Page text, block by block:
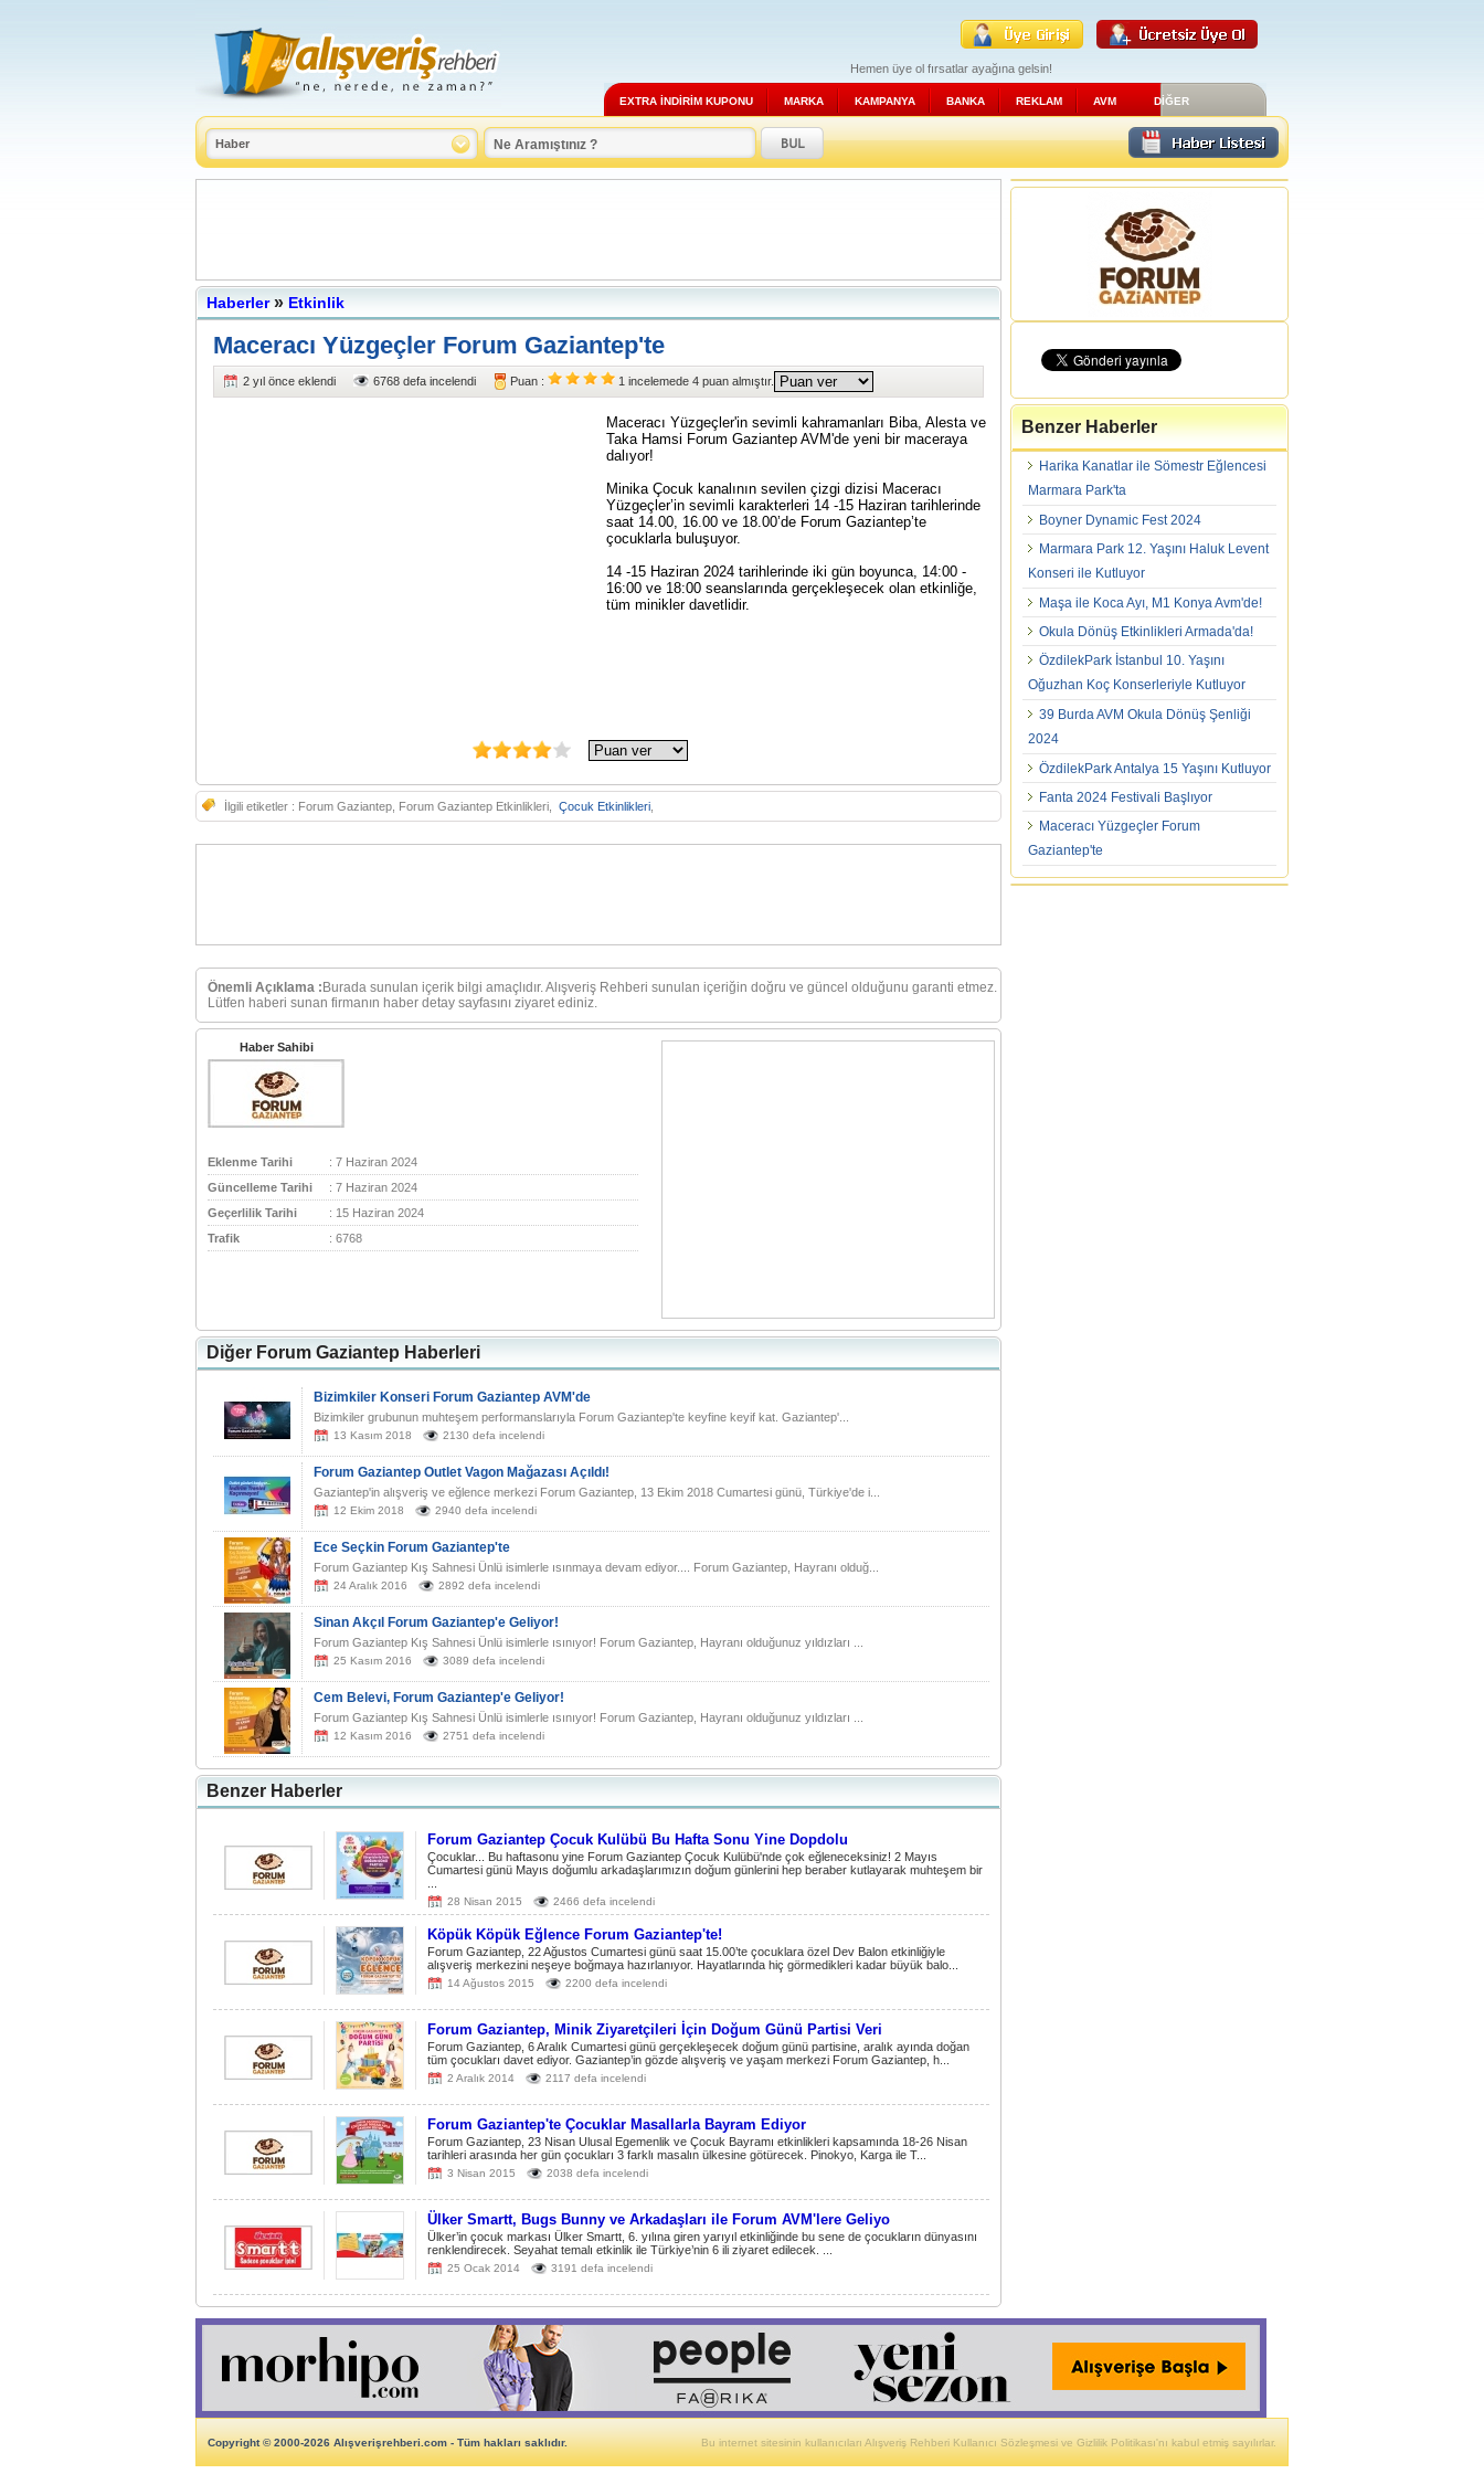
Hemen üye ol fırsatlar ayağına gelsin!
EXTRA İNDİRİM KUPONU MARKA KAMPANYA BANKA REKLAM AVM DİĞER
Haberler» Etkinlik
Maceracı Yüzgeçler Forum Gaziantep'te
2 yıl önce eklendi 6768 defa incelendi Puan : 1 incelemede 4 puan almıştır.
Maceracı Yüzgeçler'in sevimli kahramanları Biba, Alesta ve
Taka Hamsi Forum Gaziantep AVM'de yeni bir maceraya
dalıyor!
Minika Çocuk kanalının sevilen çizgi dizisi Maceracı
Yüzgeçler’in sevimli karakterleri 14 -15 Haziran tarihlerinde
saat 14.00, 16.00 ve 18.00’de Forum Gaziantep’te
çocuklarla buluşuyor.
14 -15 Haziran 2024 tarihlerinde iki gün boyunca, 14:00 -
16:00 ve 18:00 seanslarında gerçekleşecek olan etkinliğe,
tüm minikler davetlidir.
İlgili etiketler : Forum Gaziantep, Forum Gaziantep Etkinlikleri, Çocuk Etkinlikleri
Önemli Açıklama : Burada sunulan içerik bilgi amaçlıdır. Alışveriş Rehberi sunulan içeriğin doğru ve güncel olduğunu garanti etmez.
Lütfen haberi sunan firmanın haber detay sayfasını ziyaret ediniz.
Haber Sahibi
Eklenme Tarihi
: 7 Haziran 2024
Güncelleme Tarihi
: 7 Haziran 2024
Geçerlilik Tarihi
: 15 Haziran 2024
Trafik
: 6768
Diğer Forum Gaziantep Haberleri
Bizimkiler Konseri Forum Gaziantep AVM'de
Bizimkiler grubunun muhteşem performanslarıyla Forum Gaziantep'te keyfine keyif kat. Gaziantep'...
13 Kasım 2018 2130 defa incelendi
Forum Gaziantep Outlet Vagon Mağazası Açıldı!
Gaziantep'in alışveriş ve eğlence merkezi Forum Gaziantep, 13 Ekim 2018 Cumartesi günü, Türkiye'de i...
12 Ekim 2018 2940 defa incelendi
Ece Seçkin Forum Gaziantep'te
Forum Gaziantep Kış Sahnesi Ünlü isimlerle ısınmaya devam ediyor.... Forum Gaziantep, Hayranı olduğ...
24 Aralık 2016 2892 defa incelendi
Sinan Akçıl Forum Gaziantep'e Geliyor!
Forum Gaziantep Kış Sahnesi Ünlü isimlerle ısınıyor! Forum Gaziantep, Hayranı olduğunuz yıldızları ...
25 Kasım 2016 3089 defa incelendi
Cem Belevi, Forum Gaziantep'e Geliyor!
Forum Gaziantep Kış Sahnesi Ünlü isimlerle ısınıyor! Forum Gaziantep, Hayranı olduğunuz yıldızları ...
12 Kasım 2016 2751 defa incelendi
Benzer Haberler
Forum Gaziantep Çocuk Kulübü Bu Hafta Sonu Yine Dopdolu
Çocuklar... Bu haftasonu yine Forum Gaziantep Çocuk Kulübü'nde çok eğleneceksiniz! 2 Mayıs
Cumartesi günü Mayıs doğumlu arkadaşlarımızın doğum günlerini hep beraber kutlayarak muhteşem bir
28 Nisan 2015 2466 defa incelendi
Köpük Köpük Eğlence Forum Gaziantep'te!
Forum Gaziantep, 22 Ağustos Cumartesi günü saat 15.00’te çocuklara özel Dev Balon etkinliğiyle
alışveriş merkezini neşeye boğmaya hazırlanıyor. Hayatlarında hiç görmedikleri kadar büyük balo...
14 Ağustos 2015 2200 defa incelendi
Forum Gaziantep, Minik Ziyaretçileri İçin Doğum Günü Partisi Veri
Forum Gaziantep, 6 Aralık Cumartesi günü gerçekleşecek doğum günü partisine, aralık ayında doğan
tüm çocukları davet ediyor. Gaziantep’in gözde alışveriş ve yaşam merkezi Forum Gaziantep, h...
2 Aralık 2014 2117 defa incelendi
Forum Gaziantep'te Çocuklar Masallarla Bayram Ediyor
Forum Gaziantep, 23 Nisan Ulusal Egemenlik ve Çocuk Bayramı etkinlikleri kapsamında 18-26 Nisan
tarihleri arasında her gün çocukları 3 farklı masalın ülkesine götürecek. Pinokyo, Karga ile T...
3 Nisan 2015 2038 defa incelendi
Ülker Smartt, Bugs Bunny ve Arkadaşları ile Forum AVM'lere Geliyo
Ülker’in çocuk markası Ülker Smartt, 6. yılına giren yarıyıl etkinliğinde bu sene de çocukların dünyasını
renklendirecek. Seyahat temalı etkinlik ile Türkiye’nin 6 ili ziyaret edilecek. ...
25 Ocak 2014 3191 defa incelendi
Benzer Haberler
Harika Kanatlar ile Sömestr Eğlencesi
Marmara Park'ta
Boyner Dynamic Fest 2024
Marmara Park 12. Yaşını Haluk Levent
Konseri ile Kutluyor
Maşa ile Koca Ayı, M1 Konya Avm'de!
Okula Dönüş Etkinlikleri Armada'da!
ÖzdilekPark İstanbul 10. Yaşını
Oğuzhan Koç Konserleriyle Kutluyor
39 Burda AVM Okula Dönüş Şenliği
2024
ÖzdilekPark Antalya 15 Yaşını Kutluyor
Fanta 2024 Festivali Başlıyor
Maceracı Yüzgeçler Forum
Gaziantep'te
Copyright © 2000-2026 Alışverişrehberi.com - Tüm hakları saklıdır. Bu internet sitesinin kullanıcıları Alışveriş Rehberi Kullanıcı Sözleşmesi ve Gizlilik Politikası'nı kabul etmiş sayılırlar.